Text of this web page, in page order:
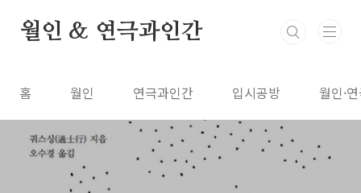
월인 & 연극과인간
홈 월인 연극과인간 입시공방 월인·